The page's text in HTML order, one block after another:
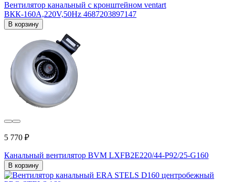
Вентилятор канальный с кронштейном ventart
BКК-160A,220V,50Hz 4687203897147
В корзину
5 770 ₽
Канальный вентилятор BVM LXFB2E220/44-P92/25-G160
В корзину